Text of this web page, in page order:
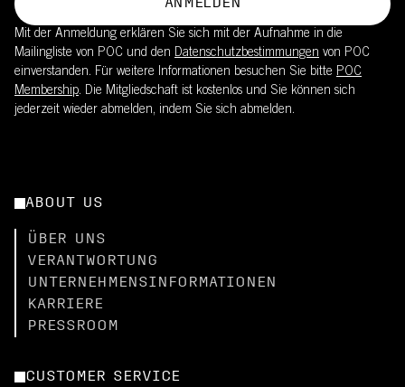
ANMELDEN
Mit der Anmeldung erklären Sie sich mit der Aufnahme in die
Mailingliste von POC und den Datenschutzbestimmungen von POC
einverstanden. Für weitere Informationen besuchen Sie bitte POC
Membership. Die Mitgliedschaft ist kostenlos und Sie können sich
jederzeit wieder abmelden, indem Sie sich abmelden.
ABOUT US
ÜBER UNS
VERANTWORTUNG
UNTERNEHMENSINFORMATIONEN
KARRIERE
PRESSROOM
CUSTOMER SERVICE